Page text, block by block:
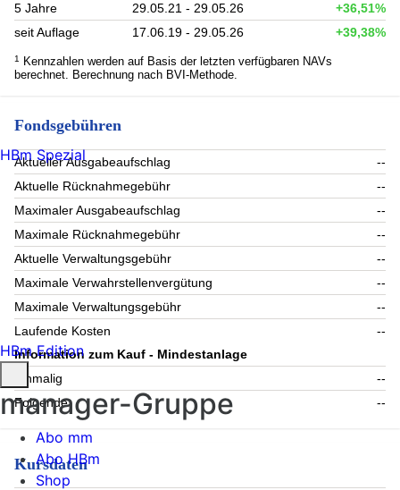
5 Jahre
29.05.21 - 29.05.26
+36,51%
seit Auflage
17.06.19 - 29.05.26 +39,38%
1
Kennzahlen werden auf Basis der letzten verfügbaren NAVs
berechnet. Berechnung nach BVI-Methode.
Fondsgebühren
Aktueller Ausgabeaufschlag
--
Aktuelle Rücknahmegebühr
--
Maximaler Ausgabeaufschlag
--
Maximale Rücknahmegebühr
--
Aktuelle Verwaltungsgebühr
--
Maximale Verwahrstellenvergütung
--
Maximale Verwaltungsgebühr
--
Laufende Kosten
--
Information zum Kauf - Mindestanlage
Einmalig
--
Folgende
--
Kursdaten
HBm Spezial
HBm Edition
manager-Gruppe
Abo mm
Abo HBm
Shop